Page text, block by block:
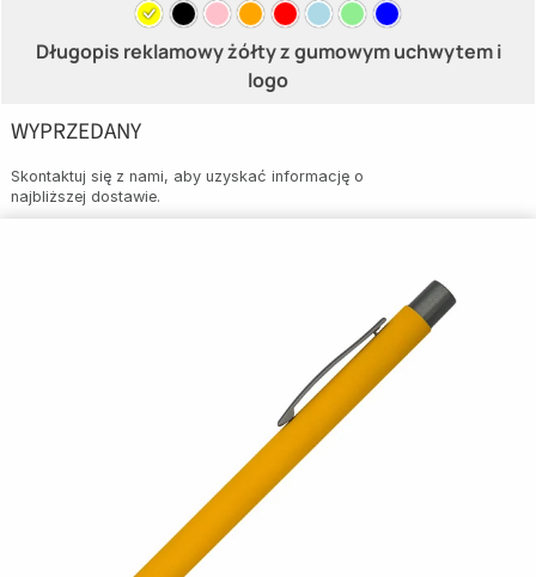
Długopis reklamowy żółty z gumowym uchwytem i
logo
WYPRZEDANY
Skontaktuj się z nami, aby uzyskać informację o
najbliższej dostawie.